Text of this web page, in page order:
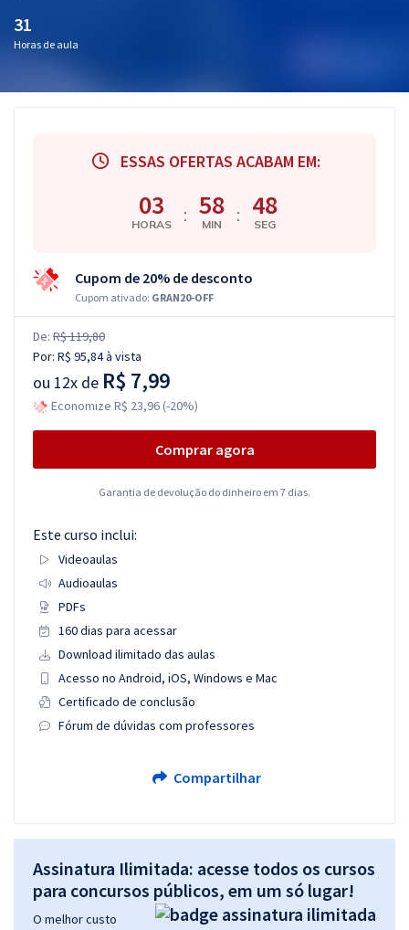
31
Horas de aula
ESSAS OFERTAS ACABAM EM:
03
HORAS : 58
MIN : 47
SEG
Cupom de 20% de desconto
Cupom ativado: GRAN20-OFF
De: R$ 119,80
Por: R$ 95,84à vista
ou 12x de R$ 7,99
Economize R$ 23,96 (-20%)
Comprar agora
Garantia de devolução do dinheiro em 7 dias.
Este curso inclui:
Videoaulas
Audioaulas
PDFs
160 dias para acessar
Download ilimitado das aulas
Acesso no Android, iOS, Windows e Mac
Certificado de conclusão
Fórum de dúvidas com professores
Compartilhar
Assinatura Ilimitada: acesse todos os cursos
para concursos públicos, em um só lugar!
O melhor custo